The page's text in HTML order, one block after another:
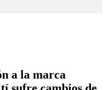
a la marca